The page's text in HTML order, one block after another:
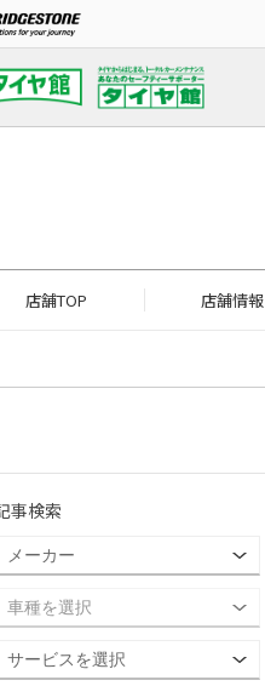
店舗TOP 店舗情報
事検索